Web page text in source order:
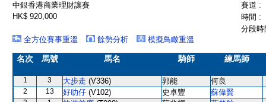
中銀香港商業理財讓賽
賽道 :
HK$ 920,000
時間 :
分段
全方位賽事重溫
餘勢分析 模擬鳥瞰重溫
名次 馬號 馬名 騎師 練馬師
1 3 大步走 (V336) 郭能 何良
2 13 好叻仔 (V102) 史卓豐 蘇偉賢